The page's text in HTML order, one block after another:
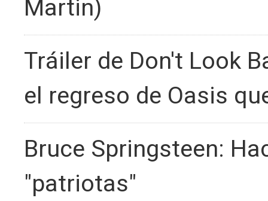
Martin)
Tráiler de Don't Look
el regreso de Oasis
Bruce Springsteen:
"patriotas"